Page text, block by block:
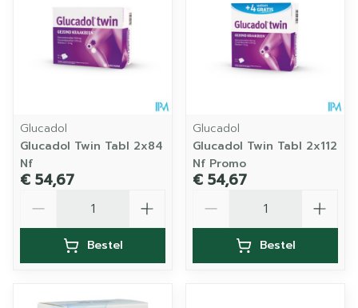
Glucadol
Glucadol Twin Tabl 2x84
Nf
€ 54,67
Bestel
Glucadol
Glucadol Twin Tabl 2x112
Nf Promo
€ 54,67
Bestel